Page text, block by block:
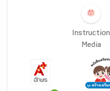
Instruction
Media